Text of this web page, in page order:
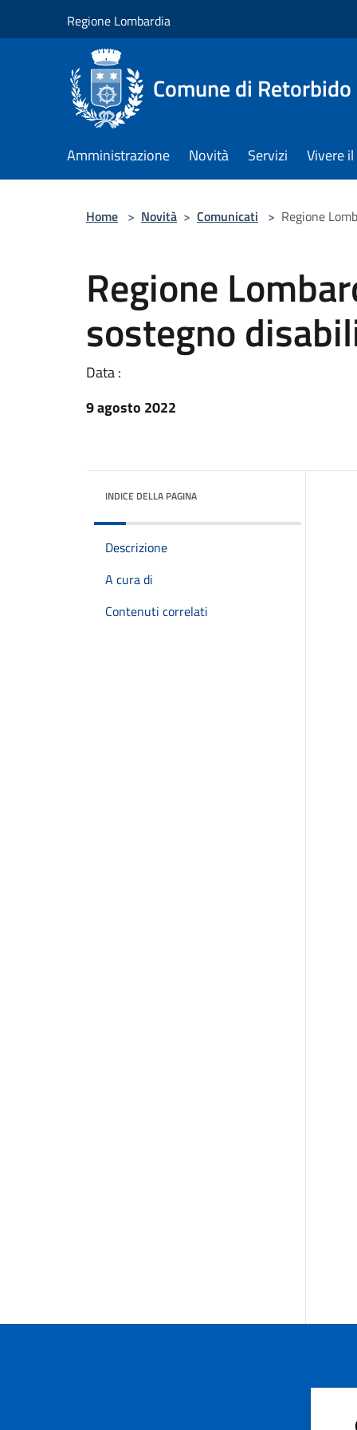
Regione Lombardia
Comune di Retorbido
Amministrazione Novità Servizi Vivere
Home > Novità > Comunicati > Regione
Regione
sostegno
Data :
9 agosto 2022
INDICE DELLA PAGINA
Descrizione
A cura di
Contenuti correlati